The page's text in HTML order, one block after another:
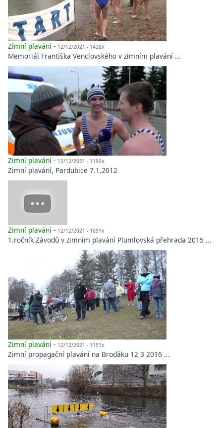
Zimní plavání - 12/12/2021 - 1428x
Memoriál Františka Venclovského v zimním plavání ...
Zimní plavání - 12/12/2021 - 1190x
Zimní plavání, Pardubice 7.1.2012
Zimní plavání - 12/12/2021 - 1091x
1.ročník Závodů v zimním plavání Plumlovská přehrada 2015 ...
Zimní plavání - 12/12/2021 - 1151x
Zimní propagační plavání na Broďáku 12 3 2016 ...